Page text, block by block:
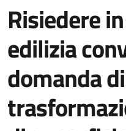
Risiedere
edilizia
domanda di